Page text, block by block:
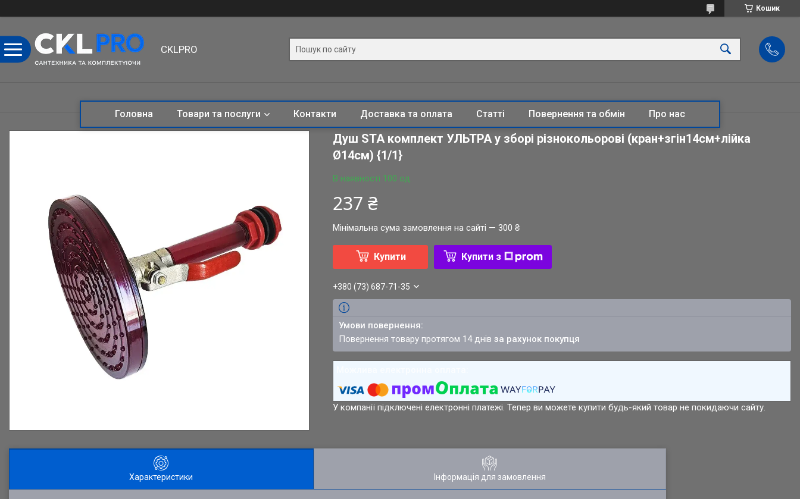
Кошик
CKLPRO
Головна Товари та послуги Контакти Доставка та оплата Статті Повернення та обмін Про нас
Душ STA комплект УЛЬТРА у зборі різнокольорові (кран+згін14см+лійка
Ø14см) {1/1}
В наявності 100 од.
237 ₴
Мінімальна сума замовлення на сайті — 300 ₴
Купити Купити з
+380 (73) 687-71-35
повернення товару протягом 14 днівза рахунок покупця
У компанії підключені електронні платежі. Тепер ви можете купити будь-який товар не покидаючи сайту.
Характеристики Інформація для замовлення